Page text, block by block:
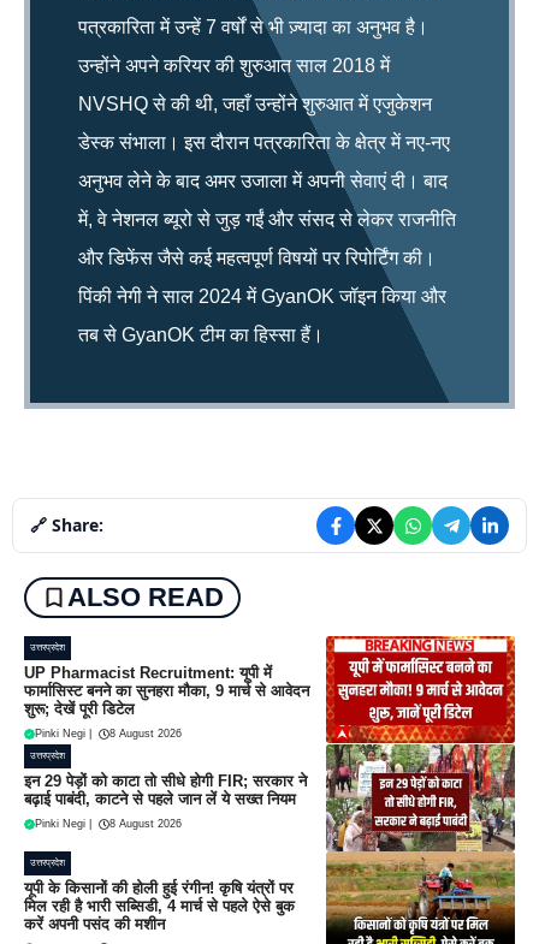
पत्रकारिता में उन्हें 7 वर्षों से भी ज़्यादा का अनुभव है।
उन्होंने अपने करियर की शुरुआत साल 2018 में
NVSHQ से की थी, जहाँ उन्होंने शुरुआत में एजुकेशन
डेस्क संभाला। इस दौरान पत्रकारिता के क्षेत्र में नए-नए
अनुभव लेने के बाद अमर उजाला में अपनी सेवाएं दी। बाद
में, वे नेशनल ब्यूरो से जुड़ गईं और संसद से लेकर राजनीति
और डिफेंस जैसे कई महत्वपूर्ण विषयों पर रिपोर्टिंग की।
पिंकी नेगी ने साल 2024 में GyanOK जॉइन किया और
तब से GyanOK टीम का हिस्सा हैं।
🔗 Share:
ALSO READ
उत्तरप्रदेश
UP Pharmacist Recruitment: यूपी में
फार्मासिस्ट बनने का सुनहरा मौका, 9 मार्च से आवेदन
शुरू; देखें पूरी डिटेल
Pinki Negi 8 August 2026
उत्तरप्रदेश
इन 29 पेड़ों को काटा तो सीधे होगी FIR; सरकार ने
बढ़ाई पाबंदी, काटने से पहले जान लें ये सख्त नियम
Pinki Negi 8 August 2026
उत्तरप्रदेश
यूपी के किसानों की होली हुई रंगीन! कृषि यंत्रों पर
मिल रही है भारी सब्सिडी, 4 मार्च से पहले ऐसे बुक
करें अपनी पसंद की मशीन